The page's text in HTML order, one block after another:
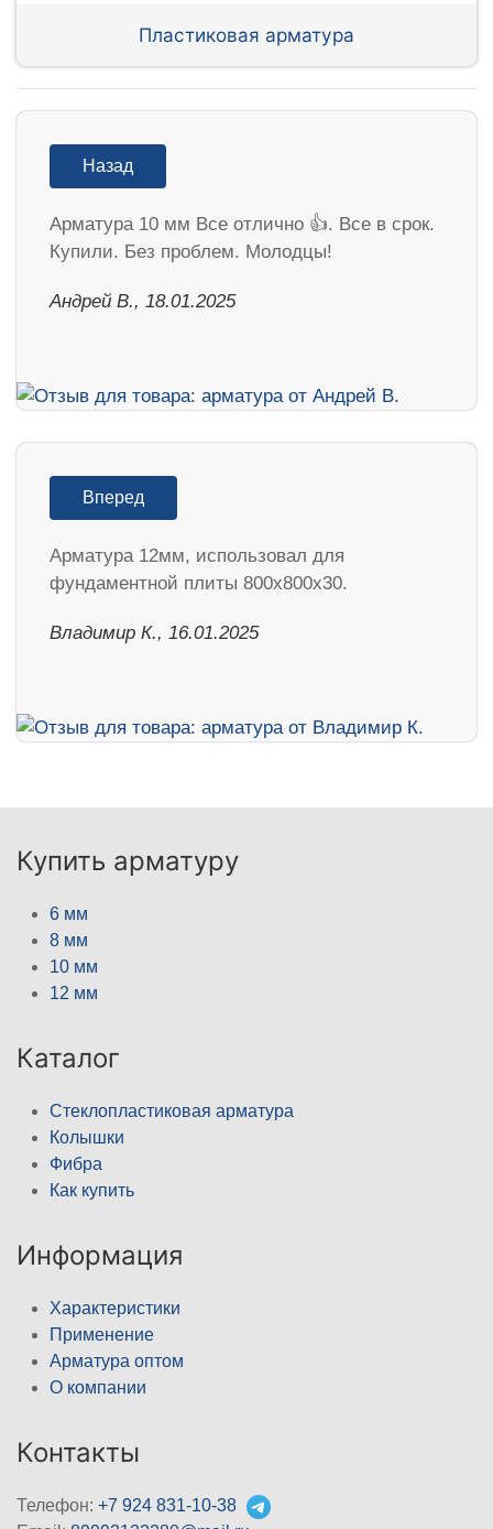
Пластиковая арматура
Назад
Арматура 10 мм Все отлично 👍. Все в срок.
Купили. Без проблем. Молодцы!
Андрей В., 18.01.2025
Вперед
Арматура 12мм, использовал для
фундаментной плиты 800х800х30.
Владимир К., 16.01.2025
Купить арматуру
6 мм
8 мм
10 мм
12 мм
Каталог
Стеклопластиковая арматура
Колышки
Фибра
Как купить
Информация
Характеристики
Применение
Арматура оптом
О компании
Контакты
Телефон: +7 924 831-10-38